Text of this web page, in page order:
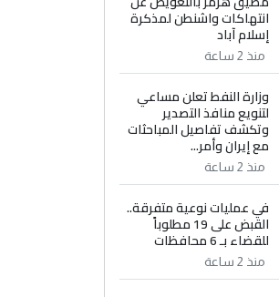
انتهاكات واشنطن لمذكرة
إسلام آباد
منذ 2 ساعة
وزارة النفط تعلن مساعي
لتنويع منافذ التصدير
وتكشف تفاصيل المباحثات
مع إيران وأمر...
منذ 2 ساعة
في عمليات نوعية متفرقة..
القبض على 19 مطلوباً
للقضاء بـ 6 محافظات
منذ 2 ساعة